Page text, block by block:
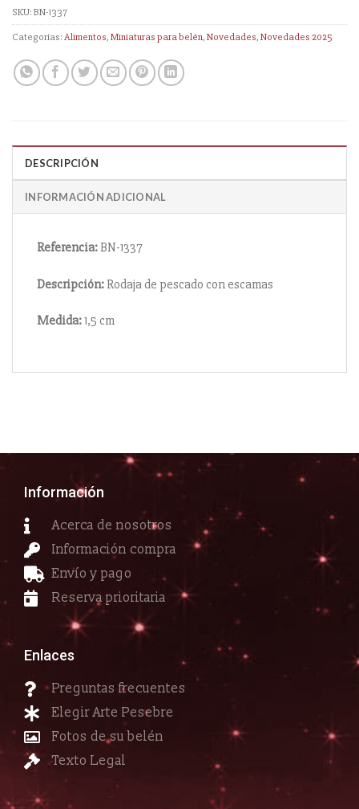
SKU:BN-1337
Categorías:Alimentos,Miniaturas para belén,Novedades,Novedades 2025
DESCRIPCIÓN
INFORMACIÓN ADICIONAL
Referencia:BN-1337
Descripción: Rodaja de pescado con escamas
Medida:1,5 cm
Información
Acerca de nosotros
Información compra
Envío y pago
Reserva prioritaria
Enlaces
Preguntas frecuentes
Elegir Arte Pesebre
Fotos de su belén
Texto Legal